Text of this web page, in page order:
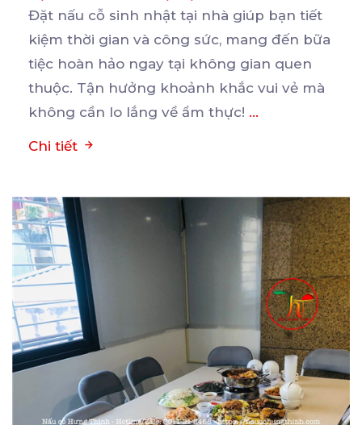
Đặt nấu cỗ sinh nhật tại nhà giúp bạn tiết
kiệm thời gian và công sức, mang đến bữa
tiệc hoàn hảo ngay tại không gian quen
thuộc. Tận hưởng khoảnh khắc vui vẻ mà
không cần lo lắng về ẩm thực! ...
Chi tiết